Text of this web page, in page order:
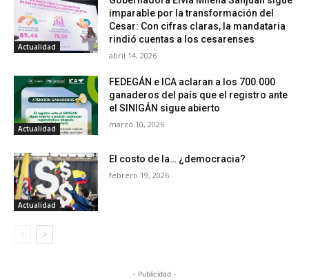
Actualidad
imparable por la transformación del
Cesar: Con cifras claras, la mandataria
rindió cuentas a los cesarenses
abril 14, 2026
Actualidad
FEDEGÁN e ICA aclaran a los 700.000
ganaderos del país que el registro ante
el SINIGÁN sigue abierto
marzo 10, 2026
Actualidad
El costo de la… ¿democracia?
febrero 19, 2026
- Publicidad -